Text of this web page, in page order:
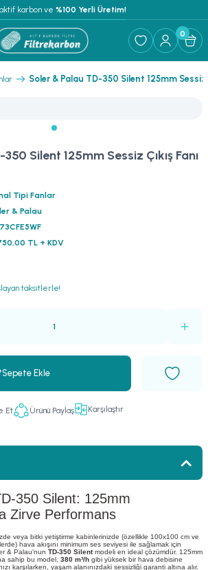
karbon ve %100 Yerli Üretim!
0
Soler & Palau TD-350 Silent 125mm Sessiz
Silent 125mm Sessiz Çıkış Fanı
Tipi Fanlar
& Palau
TL + KDV
taksitlerle!
Sepete Ekle
Et Ürünü Paylaş Karşılaştır
350 Silent: 125mm
Zirve Performans
veya bitki yetiştirme kabinlerinizde (özellikle 100x100 cm ve
hava akışını minimum ses seviyesi ile sağlamak için
& Palau'nun TD-350 Silentmodeli en ideal çözümdür. 125mm
sahip bu model, 380 m³/h gibi yüksek bir hava debisine
karşılarken, yaşam alanınızdaki sessizliği garanti altına alır.